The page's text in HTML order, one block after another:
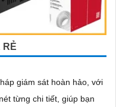
RẺ
giám sát hoàn hảo, với
từng chi tiết, giúp bạn